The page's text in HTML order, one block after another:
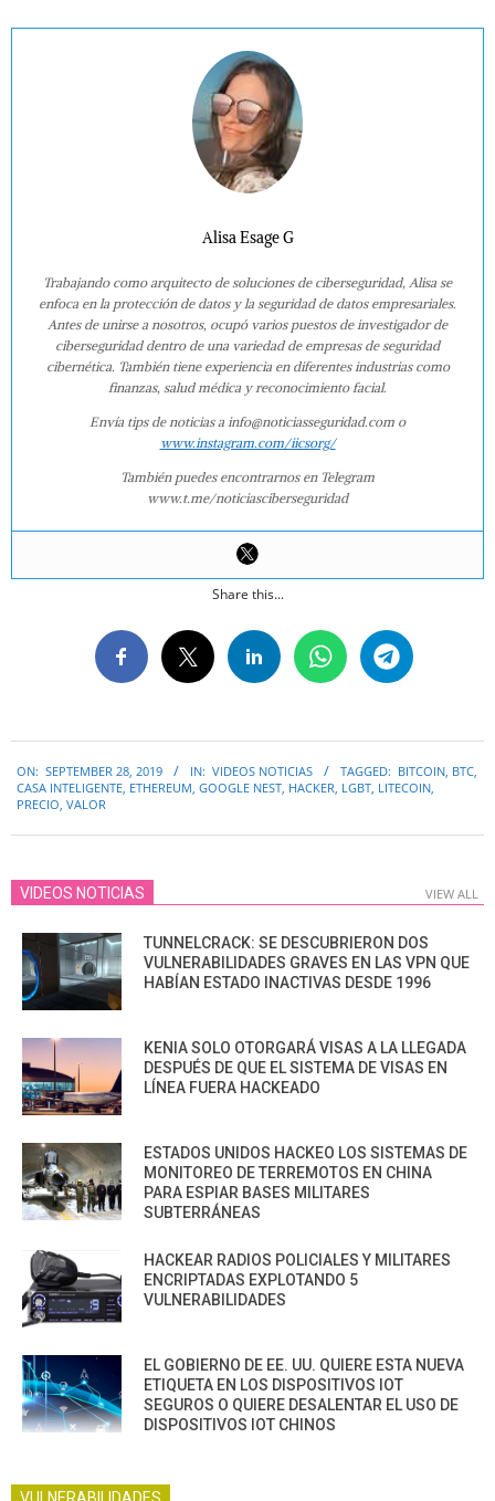
Alisa Esage G
Trabajando como arquitecto de soluciones de ciberseguridad, Alisa se
enfoca en la protección de datos y la seguridad de datos empresariales.
Antes de unirse a nosotros, ocupó varios puestos de investigador de
ciberseguridad dentro de una variedad de empresas de seguridad
cibernética. También tiene experiencia en diferentes industrias como
finanzas, salud médica y reconocimiento facial.
Envía tips de noticias a info@noticiasseguridad.com o
www.instagram.com/iicsorg/
También puedes encontrarnos en Telegram
www.t.me/noticiasciberseguridad
Share this...
09-
28
ON: SEPTEMBER 28, 2019 IN: VIDEOS NOTICIAS TAGGED: BITCOIN, BTC,
CASA INTELIGENTE, ETHEREUM, GOOGLE NEST, HACKER, LGBT, LITECOIN,
PRECIO, VALOR
VIDEOS NOTICIAS VIEW ALL
TUNNELCRACK: SE DESCUBRIERON DOS
VULNERABILIDADES GRAVES EN LAS VPN QUE
HABÍAN ESTADO INACTIVAS DESDE 1996
KENIA SOLO OTORGARÁ VISAS A LA LLEGADA
DESPUÉS DE QUE EL SISTEMA DE VISAS EN
LÍNEA FUERA HACKEADO
ESTADOS UNIDOS HACKEO LOS SISTEMAS DE
MONITOREO DE TERREMOTOS EN CHINA
PARA ESPIAR BASES MILITARES
SUBTERRÁNEAS
HACKEAR RADIOS POLICIALES Y MILITARES
ENCRIPTADAS EXPLOTANDO 5
VULNERABILIDADES
EL GOBIERNO DE EE. UU. QUIERE ESTA NUEVA
ETIQUETA EN LOS DISPOSITIVOS IOT
SEGUROS O QUIERE DESALENTAR EL USO DE
DISPOSITIVOS IOT CHINOS